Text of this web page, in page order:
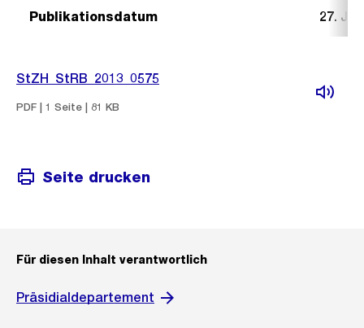
Publikationsdatum 27.
StZH_StRB_2013_0575
PDF | 1 Seite | 81 KB
Seite drucken
Für diesen Inhalt verantwortlich
Präsidialdepartement